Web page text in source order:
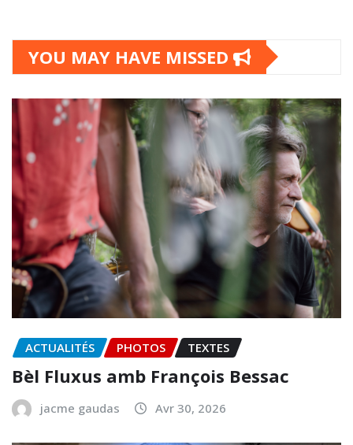
YOU MAY HAVE MISSED
ACTUALITÉS PHOTOS TEXTES
Bèl Fluxus amb François Bessac
jacme gaudas Avr 30, 2026